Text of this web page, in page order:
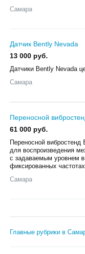
Самара
Датчик Bently Nevada
13 000 руб.
Датчики Bently Nevada
Самара
Переносной
61 000 руб.
Переносной
для воспроизведения
с задаваемым уровнем
фиксированных частотах
Самара
Главные рубрики в